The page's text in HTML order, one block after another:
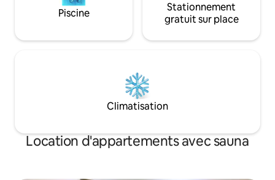
Piscine
Stationnement
gratuit sur place
Climatisation
Location d'appartements avec sauna